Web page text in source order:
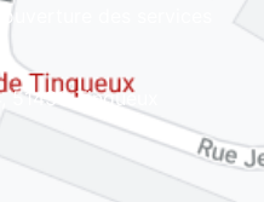
des services
51430 Tinqueux